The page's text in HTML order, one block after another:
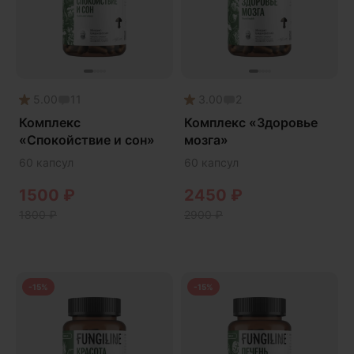
Дикий ямс
Для волос
Ежовик гребенчатый
Желчегонное
Женское здоровье
Зависимости
Защита печени
Здоровые суставы
Здоровый микробиом
Здоровье легких
5.00 11
Комплекс
«Спокойствие и сон»
60 капсул
1500 ₽
3.00 2
Комплекс «Здоровье
мозга»
60 капсул
2450 ₽
-15% -15%